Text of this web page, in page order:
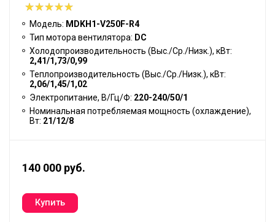
Модель: MDKH1-V250F-R4
Тип мотора вентилятора: DC
Холодопроизводительность (Выс./Ср./Низк.), кВт:
2,41/1,73/0,99
Теплопроизводительность (Выс./Ср./Низк.), кВт:
2,06/1,45/1,02
Электропитание, В/Гц/Ф: 220-240/50/1
Номинальная потребляемая мощность (охлаждение),
Вт: 21/12/8
140 000 руб.